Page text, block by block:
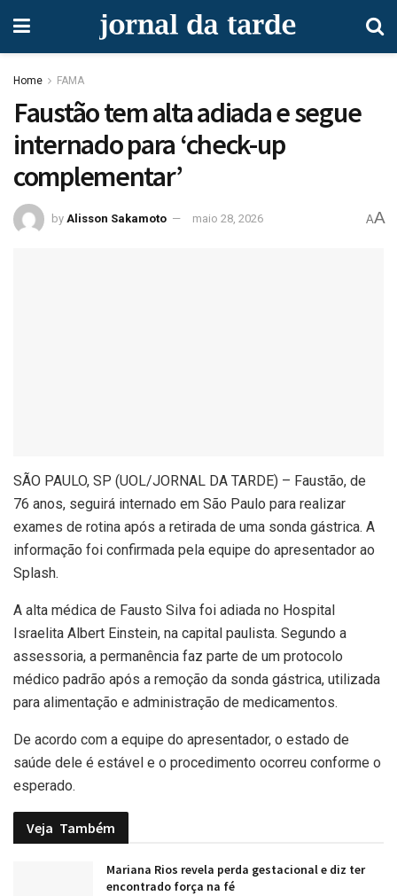
Home FAMA
Faustão tem alta adiada e segue
internado para ‘check-up
complementar’
by Alisson Sakamoto maio 28, 2026 AA
SÃO PAULO, SP (UOL/JORNAL DA TARDE) – Faustão, de
76 anos, seguirá internado em São Paulo para realizar
exames de rotina após a retirada de uma sonda gástrica. A
informação foi confirmada pela equipe do apresentador ao
Splash.
A alta médica de Fausto Silva foi adiada no Hospital
Israelita Albert Einstein, na capital paulista. Segundo a
assessoria, a permanência faz parte de um protocolo
médico padrão após a remoção da sonda gástrica, utilizada
para alimentação e administração de medicamentos.
De acordo com a equipe do apresentador, o estado de
saúde dele é estável e o procedimento ocorreu conforme o
esperado.
Veja Também
Mariana Rios revela perda gestacional e diz ter
encontrado força na fé